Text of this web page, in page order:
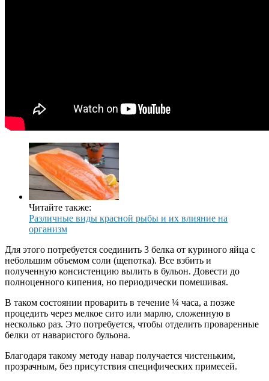
Читайте также:
Различные виды красной рыбы и их влияние на
организм
Для этого потребуется соединить 3 белка от куриного яйца с
небольшим объемом соли (щепотка). Все взбить и
полученную консистенцию вылить в бульон. Довести до
полноценного кипения, но периодически помешивая.
В таком состоянии проварить в течение ¼ часа, а позже
процедить через мелкое сито или марлю, сложенную в
несколько раз. Это потребуется, чтобы отделить проваренные
белки от наваристого бульона.
Благодаря такому методу навар получается чистеньким,
прозрачным, без присутствия специфических примесей.